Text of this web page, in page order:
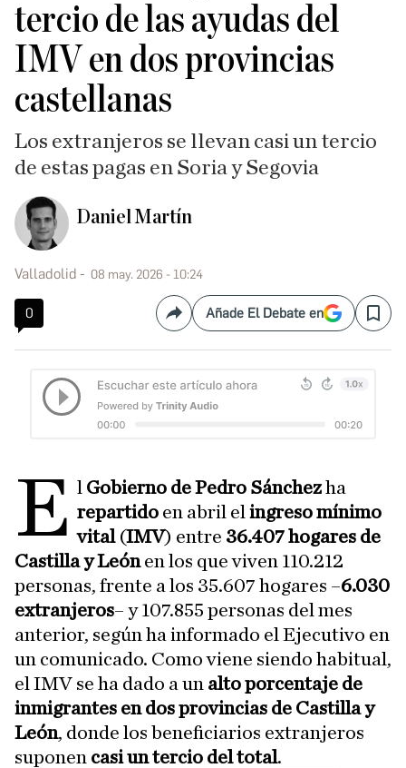
tercio de las ayudas del
IMV en dos provincias
castellanas
Los extranjeros se llevan casi un tercio
de estas pagas en Soria y Segovia
Daniel Martín
Valladolid 08 may. 2026 - 10:24
0 CompartirAñade El Debate en Save
E l Gobierno de Pedro Sánchezha
repartido en abril elingreso mínimo
vital (IMV) entre 36.407 hogares de
Castilla y Leónen los que viven 110.212
personas, frente a los 35.607 hogares –6.030
extranjeros– y 107.855 personas del mes
anterior, según ha informado el Ejecutivo en
un comunicado. Como viene siendo habitual,
el IMV se ha dado a un alto porcentaje de
inmigrantes en dos provincias de Castilla y
León, donde los beneficiarios extranjeros
suponen casi un tercio del total.